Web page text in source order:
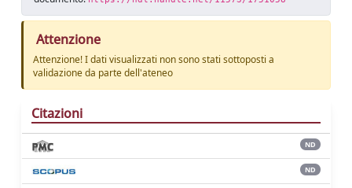
Attenzione
Attenzione! I dati visualizzati non sono stati sottoposti a
validazione da parte dell'ateneo
Citazioni
ND
ND